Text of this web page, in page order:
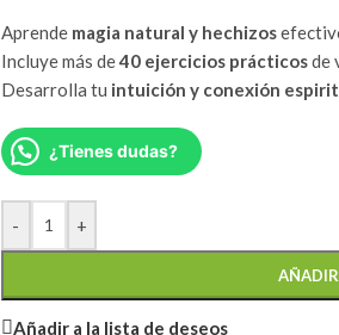
Aprende magia natural y hechizos
Incluye más de40 ejercicios prácticosde
Desarrolla tu intuición y conexión
¿Tienes dudas?
- +
Añadir a la lista de deseos